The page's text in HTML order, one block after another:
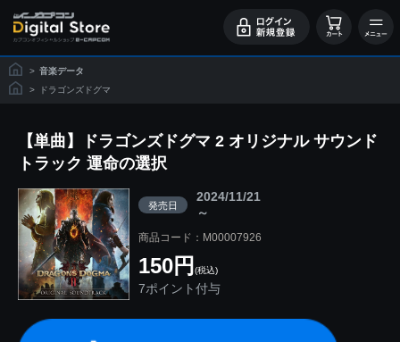
> 音楽データ
>
ドラゴンズドグマ
【単曲】ドラゴンズドグマ 2 オリジナル サウンド
トラック 運命の選択
発売日
2024/11/21
～
商品コード：M00007926
150円 (税込)
7ポイント付与